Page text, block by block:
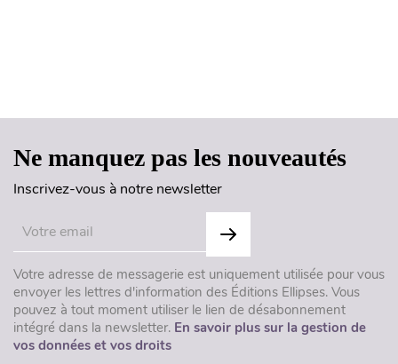
Ne manquez pas les nouveautés
Inscrivez-vous à notre newsletter
Votre adresse de messagerie est uniquement utilisée pour vous
envoyer les lettres d'information des Éditions Ellipses. Vous
pouvez à tout moment utiliser le lien de désabonnement
intégré dans la newsletter. En savoir plus sur la gestion de
vos données et vos droits